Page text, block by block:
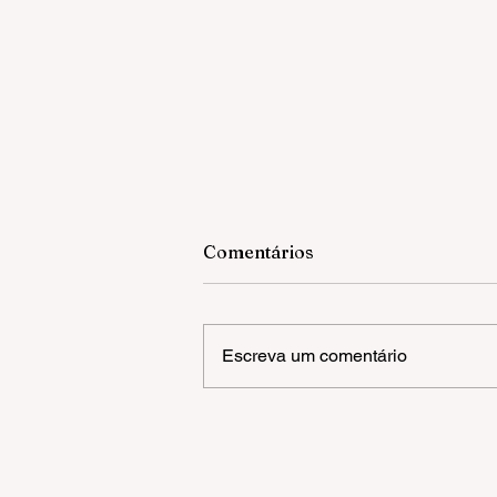
Comentários
Escreva um comentário